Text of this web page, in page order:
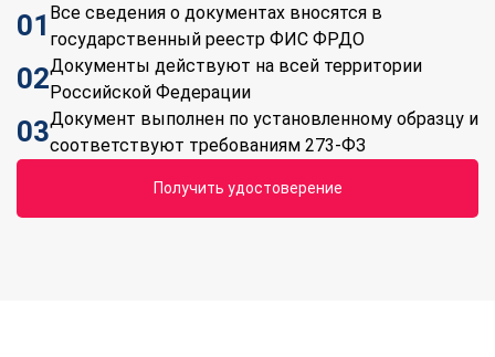
01 Все сведения о документах вносятся в
государственный реестр ФИС ФРДО
02Документы действуют на всей территории
Российской Федерации
03Документ выполнен по установленному образцу и
соответствуют требованиям 273-ФЗ
Получить удостоверение